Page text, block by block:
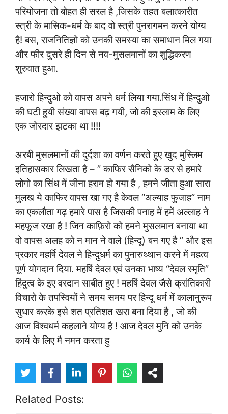
परियोजना तो बोहत ही सरल है ,जिसके तहत बलात्कारीत
स्त्री के मासिक-धर्म के बाद वो स्त्री पुनरागमन करने योग्य
है! बस, राजनितिज्ञो को उनकी समस्या का समाधान मिल गया
और फीर दुसरे ही दिन से नव-मुसलमानों का शुद्धिकरण
शुरुवात हुआ.
हजारो हिन्दुओ को वापस अपने धर्म लिया गया.सिंध में हिन्दुओ
की घटी हुयी संख्या वापस बढ़ गयी, जो की इस्लाम के लिए
एक जोरदार झटका था !!!!
अरबी मुसलमानों की दुर्दशा का वर्णन करते हुए खुद मुस्लिम
इतिहासकार लिखता है – ” काफिर सैनिको के डर से हमारे
लोगो का सिंध में जीना हराम हो गया है , हमने जीता हुआ सारा
मुलख ये काफिर वापस खा गए है केवल “अल्याह फुजाह” नाम
का एकलौता गढ़ हमारे पास है जिसकी पनाह में हमें अल्लाह ने
महफूज रखा है ! जिन काफ़िरो को हमने मुसलमान बनाया था
वो वापस अलह को न मान ने वाले (हिन्दू) बन गए है ” और इस
प्रकार महर्षि देवल ने हिन्दुधर्म का पुनारुथ्थान करने में महत्व
पूर्ण योगदान दिया. महर्षि देवल एवं उनका भाष्य “देवल स्मृति”
हिंदुत्व के इए वरदान साबीत हुए ! महर्षि देवल जैसे क्रांतिकारी
विचारो के तपस्वियों ने समय समय पर हिन्दू धर्म में कालानुरूप
सुधार करके इसे शत प्रतिशत खरा बना दिया है , जो की
आज विश्वधर्म कहलाने योग्य है ! आज देवल मुनि को उनके
कार्य के लिए मै नमन करता हु
Related Posts: